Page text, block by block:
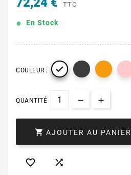
TTC
En Stock
COULEUR : 
QUANTITÉ
 AJOUTER AU PANIER
 